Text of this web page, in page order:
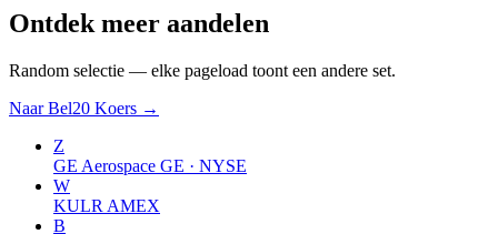
Ontdek meer aandelen
Random selectie — elke pageload toont een andere set.
Naar Bel20 Koers →
Z
GE Aerospace GE · NYSE
W
KULR AMEX
B